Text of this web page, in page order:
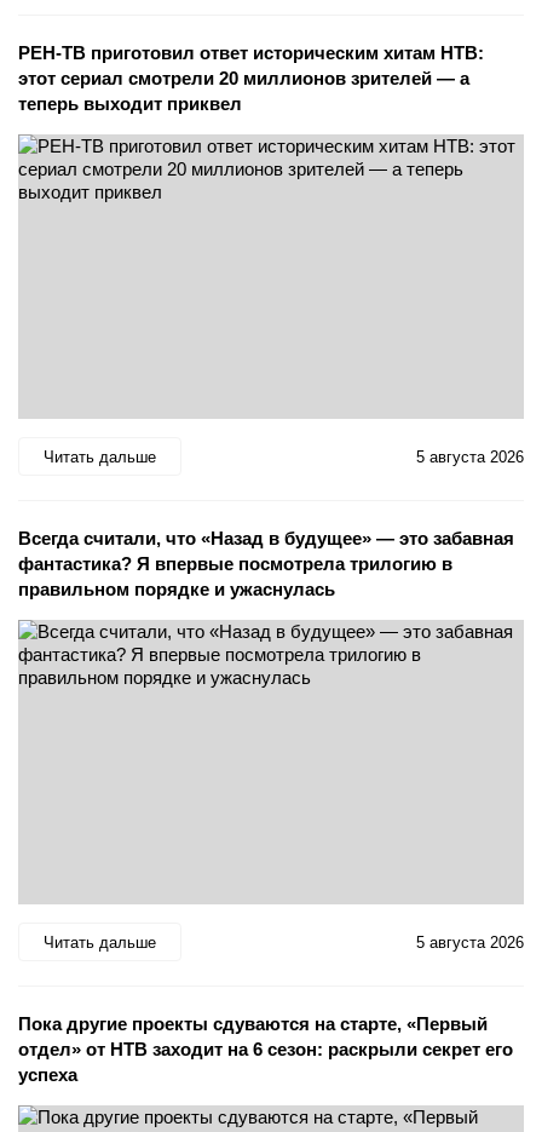
РЕН-ТВ приготовил ответ историческим хитам НТВ:
этот сериал смотрели 20 миллионов зрителей — а
теперь выходит приквел
Читать дальше 5 августа 2026
Всегда считали, что «Назад в будущее» — это забавная
фантастика? Я впервые посмотрела трилогию в
правильном порядке и ужаснулась
Читать дальше 5 августа 2026
Пока другие проекты сдуваются на старте, «Первый
отдел» от НТВ заходит на 6 сезон: раскрыли секрет его
успеха